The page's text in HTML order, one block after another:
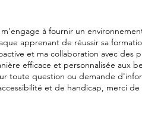
à fournir un
apprenant de réussir sa
et ma collaboration avec des
efficace et personnalisée aux
toute question ou demande
et de handicap, merci